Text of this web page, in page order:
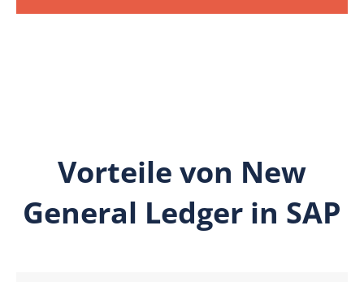
Vorteile von New
General Ledger in SAP